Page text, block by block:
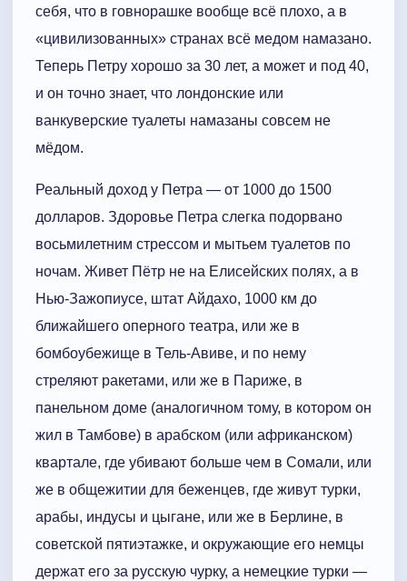
себя, что в говнорашке вообще всё плохо, а в
«цивилизованных» странах всё медом намазано.
Теперь Петру хорошо за 30 лет, а может и под 40,
и он точно знает, что лондонские или
ванкуверские туалеты намазаны совсем не
мёдом.
Реальный доход у Петра — от 1000 до 1500
долларов. Здоровье Петра слегка подорвано
восьмилетним стрессом и мытьем туалетов по
ночам. Живет Пётр не на Елисейских полях, а в
Нью-Зажопиусе, штат Айдахо, 1000 км до
ближайшего оперного театра, или же в
бомбоубежище в Тель-Авиве, и по нему
стреляют ракетами, или же в Париже, в
панельном доме (аналогичном тому, в котором он
жил в Тамбове) в арабском (или африканском)
квартале, где убивают больше чем в Сомали, или
же в общежитии для беженцев, где живут турки,
арабы, индусы и цыгане, или же в Берлине, в
советской пятиэтажке, и окружающие его немцы
держат его за русскую чурку, а немецкие турки —